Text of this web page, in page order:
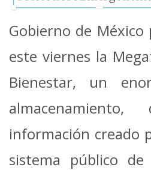
Gobierno de
este viernes la
Bienestar, un
información creado
sistema público